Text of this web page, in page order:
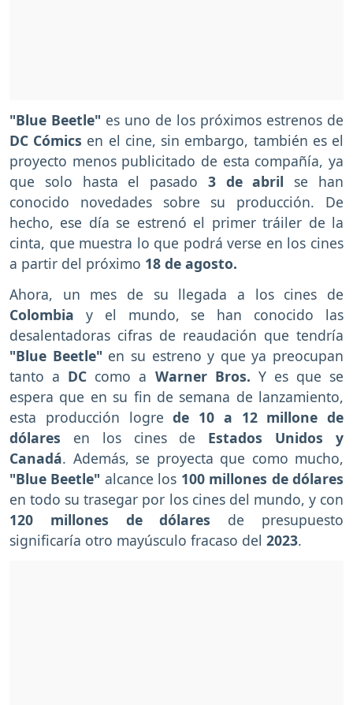
"Blue Beetle" es uno de los próximos estrenos de
DC Cómics en el cine, sin embargo, también es el
proyecto menos publicitado de esta compañía, ya
que solo hasta el pasado 3 de abril se han
conocido novedades sobre su producción. De
hecho, ese día se estrenó el primer tráiler de la
cinta, que muestra lo que podrá verse en los cines
a partir del próximo 18 de agosto.
Ahora, un mes de su llegada a los cines de
Colombia y el mundo, se han conocido las
desalentadoras cifras de reaudación que tendría
"Blue Beetle" en su estreno y que ya preocupan
tanto a DC como a Warner Bros. Y es que se
espera que en su fin de semana de lanzamiento,
esta producción logrede 10 a 12 millone de
dólares en los cines de Estados Unidos y
Canadá. Además, se proyecta que como mucho,
"Blue Beetle" alcance los 100 millones de dólares
en todo su trasegar por los cines del mundo, y con
120 millones de dólares de presupuesto
significaría otro mayúsculo fracaso del 2023.